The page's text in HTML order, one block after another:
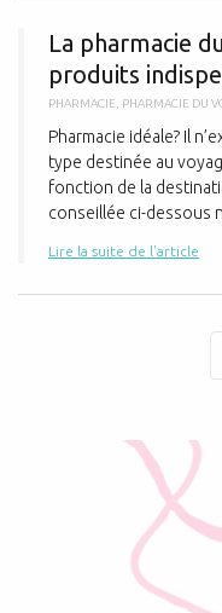
La pharmacie
produits
PHARMACIE PHARMACIE DU
Pharmacie idéale? Il
type destinée au
fonction de la
conseillée ci-dessous
Lire la suite de l'article